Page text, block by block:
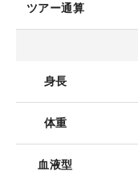
ツアー通算
身長
体重
血液型